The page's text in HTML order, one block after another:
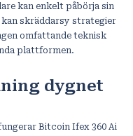
kan enkelt påbörja sin
kan skräddarsy strategier
omfattande teknisk
plattformen.
dygnet
Bitcoin Ifex 360 Ai